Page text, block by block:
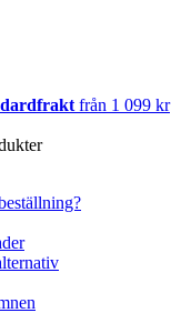
från 1 099 kr